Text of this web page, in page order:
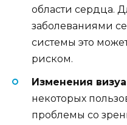
области сердца.
заболеваниями
системы это
риском.
Изменения
некоторых
проблемы со